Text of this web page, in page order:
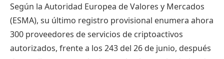
Según la Autoridad Europea de Valores y Mercados
(ESMA), su último registro provisional enumera ahora
300 proveedores de servicios de criptoactivos
autorizados, frente a los 243 del 26 de junio, después